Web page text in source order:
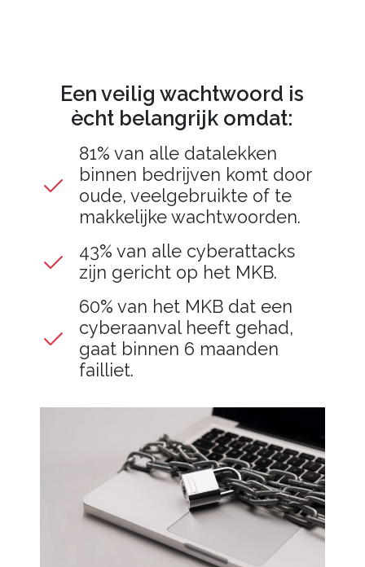
Een veilig wachtwoord is
ècht belangrijk omdat:
81% van alle datalekken
binnen bedrijven komt door
oude, veelgebruikte of te
makkelijke wachtwoorden.
43% van alle cyberattacks
zijn gericht op het MKB.
60% van het MKB dat een
cyberaanval heeft gehad,
gaat binnen 6 maanden
failliet.